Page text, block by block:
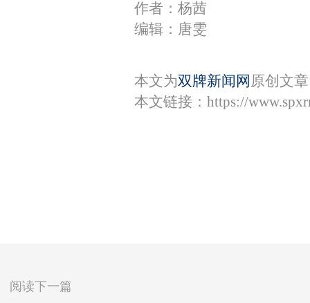
作者：杨茜
编辑：唐雯
本文为双牌新闻网 原创文
本文链接： https://
阅读下一篇